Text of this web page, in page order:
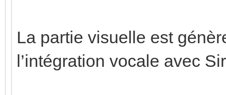
La partie visuelle est
l’intégration vocale avec